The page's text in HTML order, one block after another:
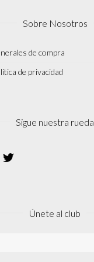
Sobre Nosotros
de compra
de privacidad
Sigue nuestra rueda
Únete al club